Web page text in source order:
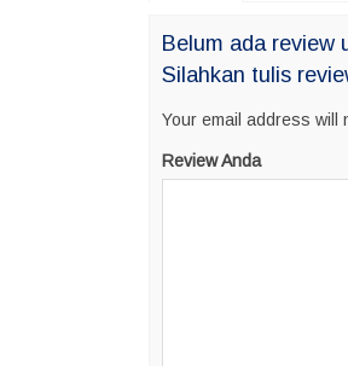
Belum ada review
Silahkan tulis
Your email address will
Review Anda